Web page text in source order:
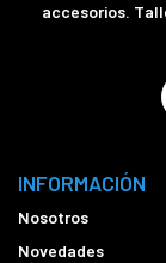
accesorios.
INFORMACIÓN
Nosotros
Novedades